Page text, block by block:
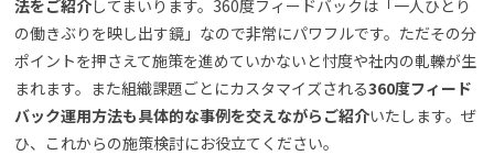
法をご紹介してまいります。360度フィードバックは「一人ひとり
の働きぶりを映し出す鏡」なので非常にパワフルです。ただその分
ポイントを押さえて施策を進めていかないと忖度や社内の軋轢が生
まれます。また組織課題ごとにカスタマイズされる360度フィード
バック運用方法も具体的な事例を交えながらご紹介いたします。ぜ
ひ、これからの施策検討にお役立てください。